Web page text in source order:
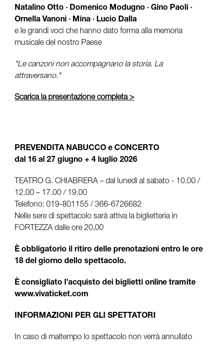
Natalino Otto · Domenico Modugno · Gino Paoli ·
Ornella Vanoni · Mina · Lucio Dalla
e le grandi voci che hanno dato forma alla memoria
musicale del nostro Paese
"Le canzoni non accompagnano la storia. La
attraversano."
Scarica la presentazione completa >
PREVENDITA NABUCCO e CONCERTO
dal 16 al 27 giugno + 4 luglio 2026
TEATRO G. CHIABRERA – dal lunedì al sabato - 10.00 /
12.00 – 17.00 / 19.00
Telefono: 019-801155 / 366-6726682
Nelle sere di spettacolo sarà attiva la biglietteria in
FORTEZZA dalle ore 20,00
È obbligatorio il ritiro delle prenotazioni entro le ore
18 del giorno dello spettacolo.
È consigliato l’acquisto dei biglietti online tramite
www.vivaticket.com
INFORMAZIONI PER GLI SPETTATORI
In caso di maltempo lo spettacolo non verrà annullato